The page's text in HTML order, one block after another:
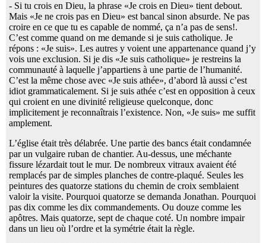
- Si tu crois en Dieu, la phrase «Je crois en Dieu» tient debout.
Mais «Je ne crois pas en Dieu» est bancal sinon absurde. Ne pas
croire en ce que tu es capable de nommé, ça n’a pas de sens!.
C’est comme quand on me demande si je suis catholique. Je
répons : «Je suis». Les autres y voient une appartenance quand j’y
vois une exclusion. Si je dis «Je suis catholique» je restreins la
communauté à laquelle j’appartiens à une partie de l’humanité.
C’est la même chose avec «Je suis athée», d’abord là aussi c’est
idiot grammaticalement. Si je suis athée c’est en opposition à ceux
qui croient en une divinité religieuse quelconque, donc
implicitement je reconnaîtrais l’existence. Non, «Je suis» me suffit
amplement.
L’église était très délabrée. Une partie des bancs était condamnée
par un vulgaire ruban de chantier. Au-dessus, une méchante
fissure lézardait tout le mur. De nombreux vitraux avaient été
remplacés par de simples planches de contre-plaqué. Seules les
peintures des quatorze stations du chemin de croix semblaient
valoir la visite. Pourquoi quatorze se demanda Jonathan. Pourquoi
pas dix comme les dix commandements. Ou douze comme les
apôtres. Mais quatorze, sept de chaque coté. Un nombre impair
dans un lieu où l’ordre et la symétrie était la règle.